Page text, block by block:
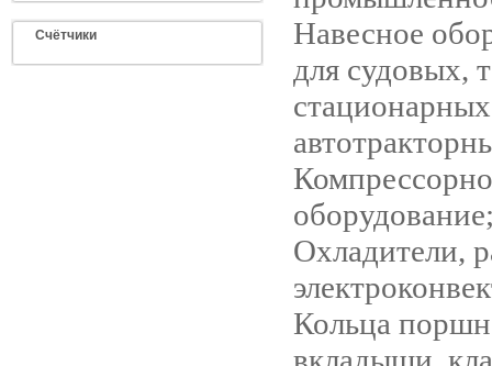
Счётчики
Навесное
для судовых,
Охладители,
Кольца